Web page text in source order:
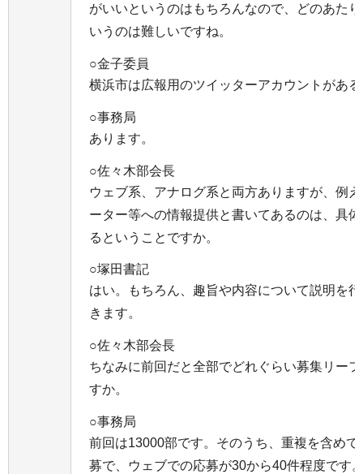
がいいというのはもちろんなので、どのあた
いうのは難しいですね。
○金子委員
横浜市は広報用のツイッターアカウントがあ
○事務局
あります。
○佐々木部会長
ウェブ系、アナログ系と両方ありますが、例
ーター等への情報提供と書いてあるのは、具
るということですか。
○塚田書記
はい。もちろん、趣旨や内容について説明を
きます。
○佐々木部会長
ちなみに前回だと全部でどれぐらい募集リー
すか。
○事務局
前回は13000部です。そのうち、重複を含め
募で、ウェブでの応募が30から40件程度です